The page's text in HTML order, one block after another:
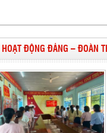
HOẠT ĐỘNG ĐẢNG – ĐOÀN